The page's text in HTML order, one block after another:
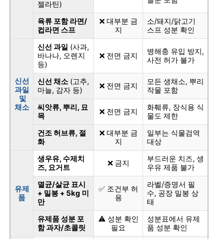
젤라틴)
육류 포함 라면/
컵라면 스프
❌ 대부분 금
지
소/돼지/닭고기
스프 성분 확인
신선
과일
및
채소
신선 과일 (사과,
바나나, 오렌지
등)
❌ 전면 금지
병해충 유입 방지,
사전 허가 불가
신선 채소 (고추,
마늘, 감자 등)
❌ 전면 금지
모든 생채소, 뿌리
작물 포함
씨앗류, 뿌리, 묘
목
❌ 전면 금지
화훼류, 장식용 식
물도 제한
건조 허브류, 절
화
❌ 대부분 금
지
일부는 식물검역
대상
유제
품
생우유, 수제치
즈, 요거트
❌ 금지
부드러운 치즈, 생
우유 제품 불가
멸균/살균 표시
+ 밀봉 + 5kg 미
만
✅ 조건부 허
용
라벨/증명서 필
수, 공장 밀봉 상
태
유제품 성분 포
함 과자/초콜릿
⚠️ 성분 확인
필요
성분표에서 유제
품 성분 확인